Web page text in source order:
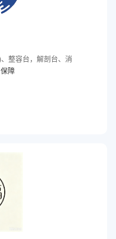
整容台，解剖台、消
障